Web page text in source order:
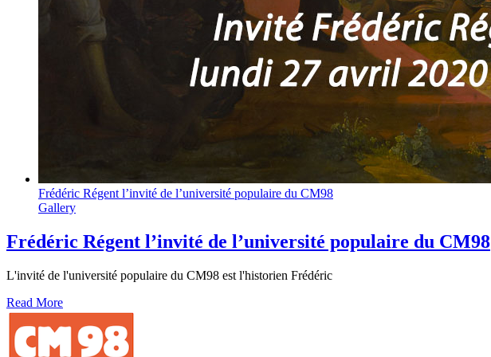
Frédéric Régent l’invité de l’université populaire du CM98
Gallery
Frédéric Régent l’invité de l’université populaire du CM98
L'invité de l'université populaire du CM98 est l'historien Frédéric
Read More